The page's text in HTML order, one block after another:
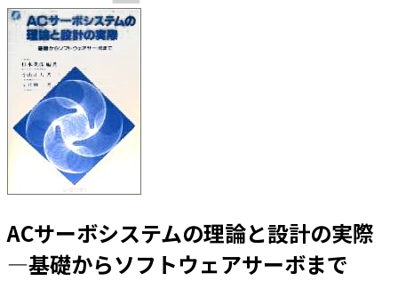
ACサーボシステムの理論と設計の実際
―基礎からソフトウェアサーボまで